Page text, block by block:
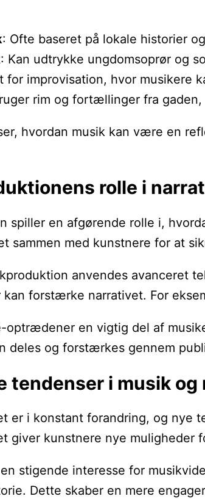
: Ofte baseret på lokale historier
: Kan udtrykke ungdomsoprør og
for improvisation, hvor musikere
rim og fortællinger fra
hvordan musik kan være en
rolle i
spiller en afgørende rolle i,
sammen med kunstnere for at
anvendes avanceret
forstærke narrativet. For
optrædener en vigtig del af
deles og forstærkes gennem
tendenser i musik og
er i konstant forandring, og nye
giver kunstnere nye muligheder
stigende interesse for
Dette skaber en mere